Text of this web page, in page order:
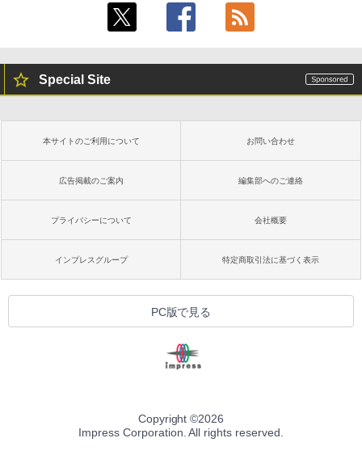
Special Site
本サイトのご利用について お問い合わせ
広告掲載のご案内 編集部へのご連絡
プライバシーについて 会社概要
インプレスグループ 特定商取引法に基づく表示
PC版で見る
Copyright ©2026
Impress Corporation. All rights reserved.